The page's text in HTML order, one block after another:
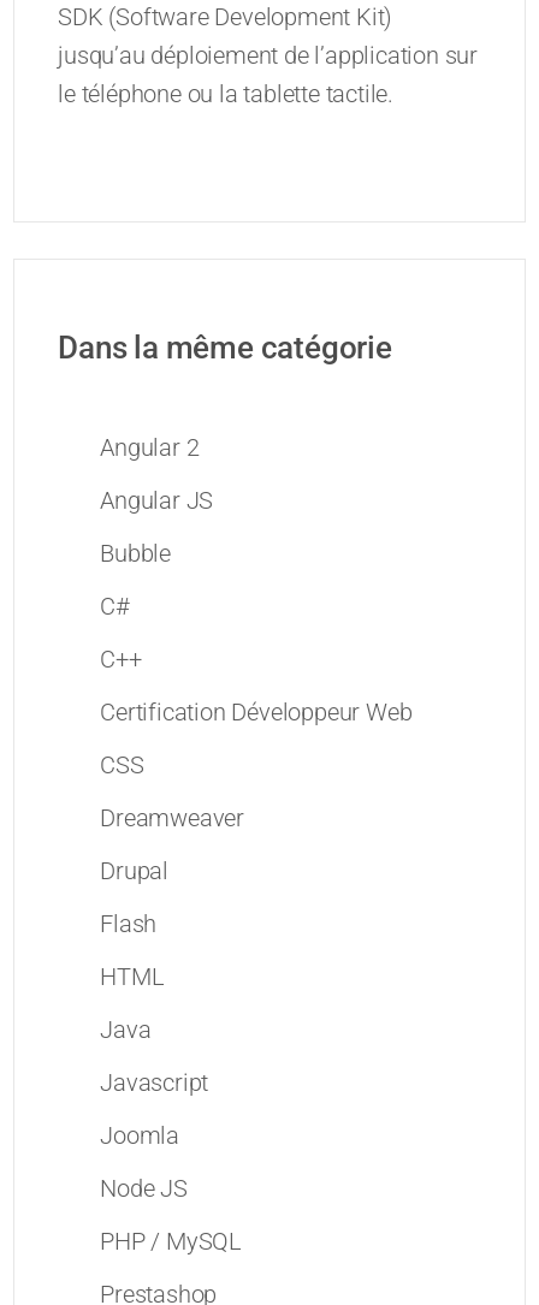
SDK (Software Development Kit)
jusqu’au déploiement de l’application sur
le téléphone ou la tablette tactile.
Dans la même catégorie
Angular 2
Angular JS
Bubble
C#
C++
Certification Développeur Web
CSS
Dreamweaver
Drupal
Flash
HTML
Java
Javascript
Joomla
Node JS
PHP / MySQL
Prestashop